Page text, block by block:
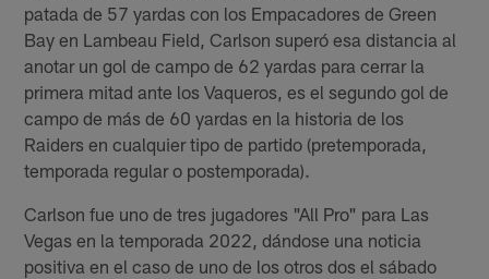
patada de 57 yardas con los Empacadores de Green
Bay en Lambeau Field, Carlson superó esa distancia al
anotar un gol de campo de 62 yardas para cerrar la
primera mitad ante los Vaqueros, es el segundo gol de
campo de más de 60 yardas en la historia de los
Raiders en cualquier tipo de partido (pretemporada,
temporada regular o postemporada).
Carlson fue uno de tres jugadores "All Pro" para Las
Vegas en la temporada 2022, dándose una noticia
positiva en el caso de uno de los otros dos el sábado